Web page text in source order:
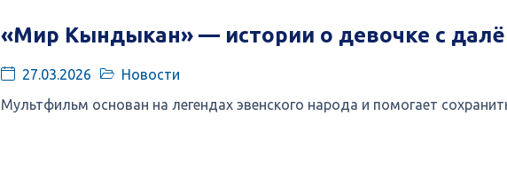
«Мир Кындыкан» — истории о девочке с
27.03.2026
Новости
Мультфильм основан на легендах эвенского народа и помогает